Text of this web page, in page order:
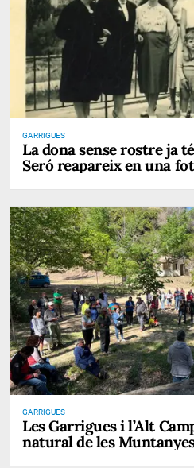
GARRIGUES
La dona sense rostre ja
Seró reapareix en una
GARRIGUES
Les Garrigues i l’Alt
natural de les